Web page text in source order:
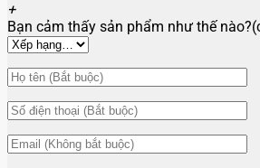
+
Bạn cảm thấy sản phẩm như thế